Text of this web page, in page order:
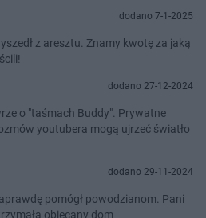
dodano 7-1-2025
z aresztu. Znamy kwotę za jaką
dodano 27-12-2024
o "taśmach Buddy". Prywatne
youtubera mogą ujrzeć światło
dodano 29-11-2024
pomógł powodzianom. Pani
obiecany dom